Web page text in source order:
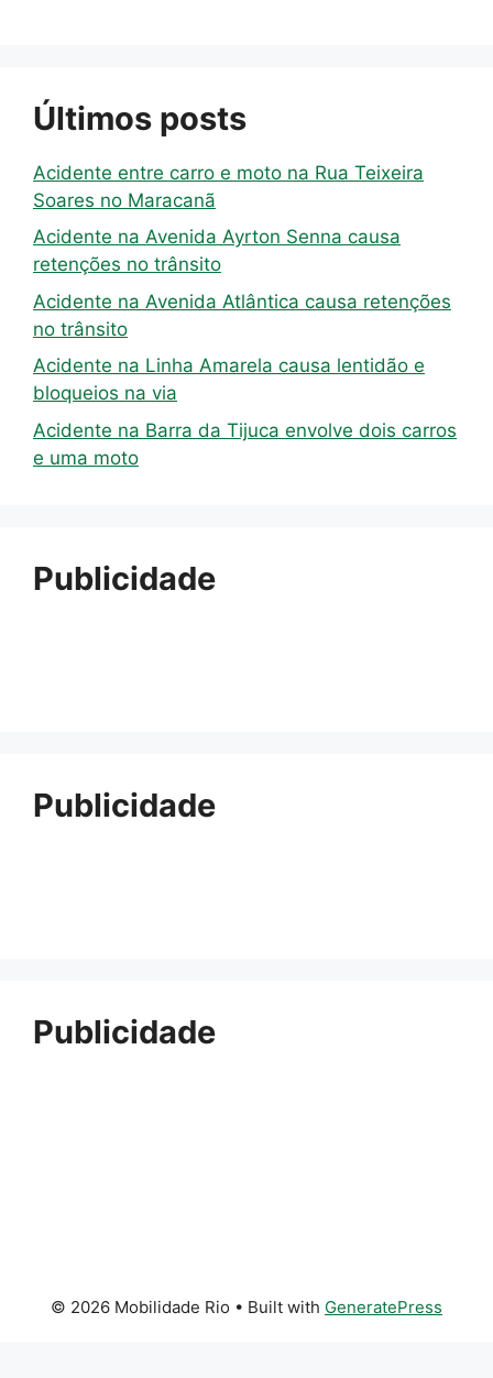
Últimos posts
Acidente entre carro e moto na Rua Teixeira
Soares no Maracanã
Acidente na Avenida Ayrton Senna causa
retenções no trânsito
Acidente na Avenida Atlântica causa retenções
no trânsito
Acidente na Linha Amarela causa lentidão e
bloqueios na via
Acidente na Barra da Tijuca envolve dois carros
e uma moto
Publicidade
Publicidade
Publicidade
© 2026 Mobilidade Rio • Built with GeneratePress